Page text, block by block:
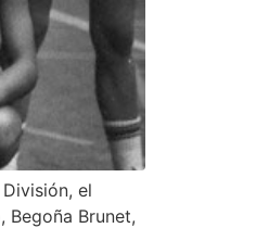
el
Brunet,